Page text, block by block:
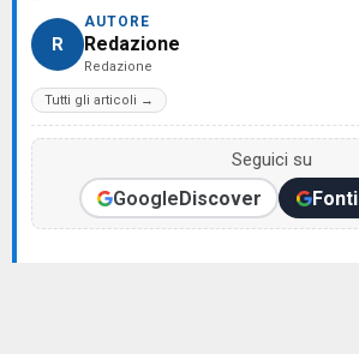
R
AUTORE
Redazione
Redazione
Tutti gli articoli →
Seguici su
GoogleDiscover